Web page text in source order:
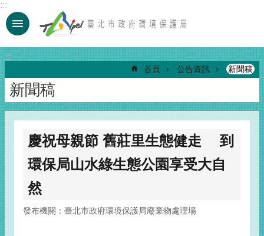
跳到主要內容區塊
:::
:::
首頁 公告資訊 新聞稿
新聞稿
慶祝母親節 舊莊里生態健走 到
環保局山水綠生態公園享受大自
然
發布機關：臺北市政府環境保護局廢棄物處理場